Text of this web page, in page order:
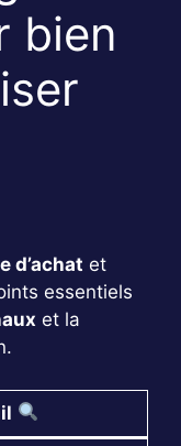
bien
d’achat et
essentiels
et la